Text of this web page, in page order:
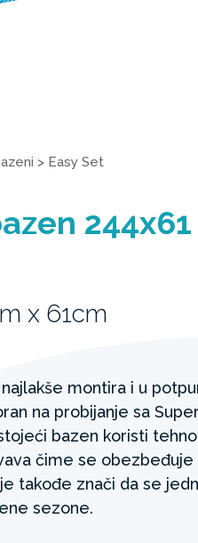
> Easy Set
x 61cm
montira i u
na probijanje sa
bazen koristi
čime se
takođe znači da se
sezone.